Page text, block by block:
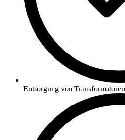
Entsorgung von Transformatoren